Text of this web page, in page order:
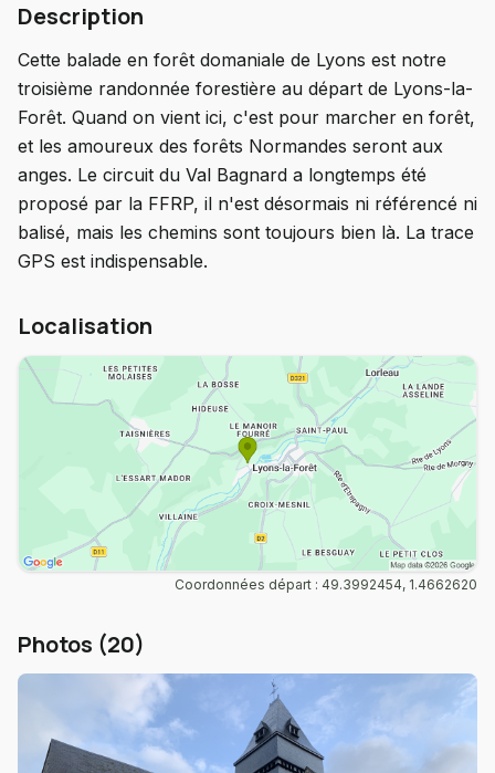
Description
Cette balade en forêt domaniale de Lyons est notre
troisième randonnée forestière au départ de Lyons-la-
Forêt. Quand on vient ici, c'est pour marcher en forêt,
et les amoureux des forêts Normandes seront aux
anges. Le circuit du Val Bagnard a longtemps été
proposé par la FFRP, il n'est désormais ni référencé ni
balisé, mais les chemins sont toujours bien là. La trace
GPS est indispensable.
Localisation
Coordonnées départ : 49.3992454, 1.4662620
Photos (20)